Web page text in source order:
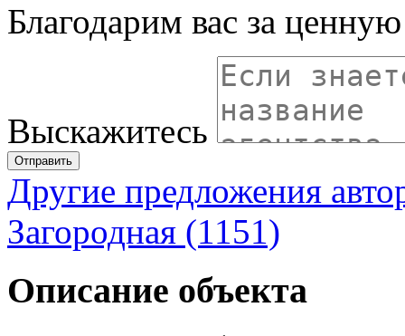
Благодарим вас за
Выскажитесь
Отправить
Другие предложения
Загородная (1151)
Описание объекта